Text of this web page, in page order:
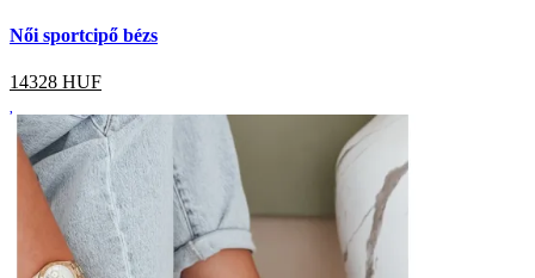
Női sportcipő bézs
14328 HUF